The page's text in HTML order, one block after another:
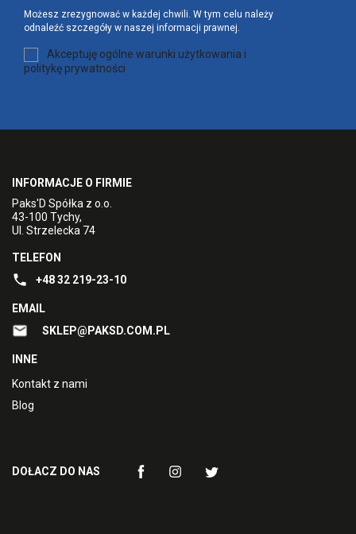
Możesz zrezygnować w każdej chwili. W tym celu należy
odnaleźć szczegóły w naszej informacji prawnej.
Akceptuję ogólne warunki użytkowania i
politykę prywatności
INFORMACJE O FIRMIE
Paks'D Spółka z o.o.
43-100 Tychy,
Ul. Strzelecka 74
TELEFON
+48 32 219-23-10
EMAIL
SKLEP@PAKSD.COM.PL
INNE
Kontakt z nami
Blog
DOŁACZ DO NAS